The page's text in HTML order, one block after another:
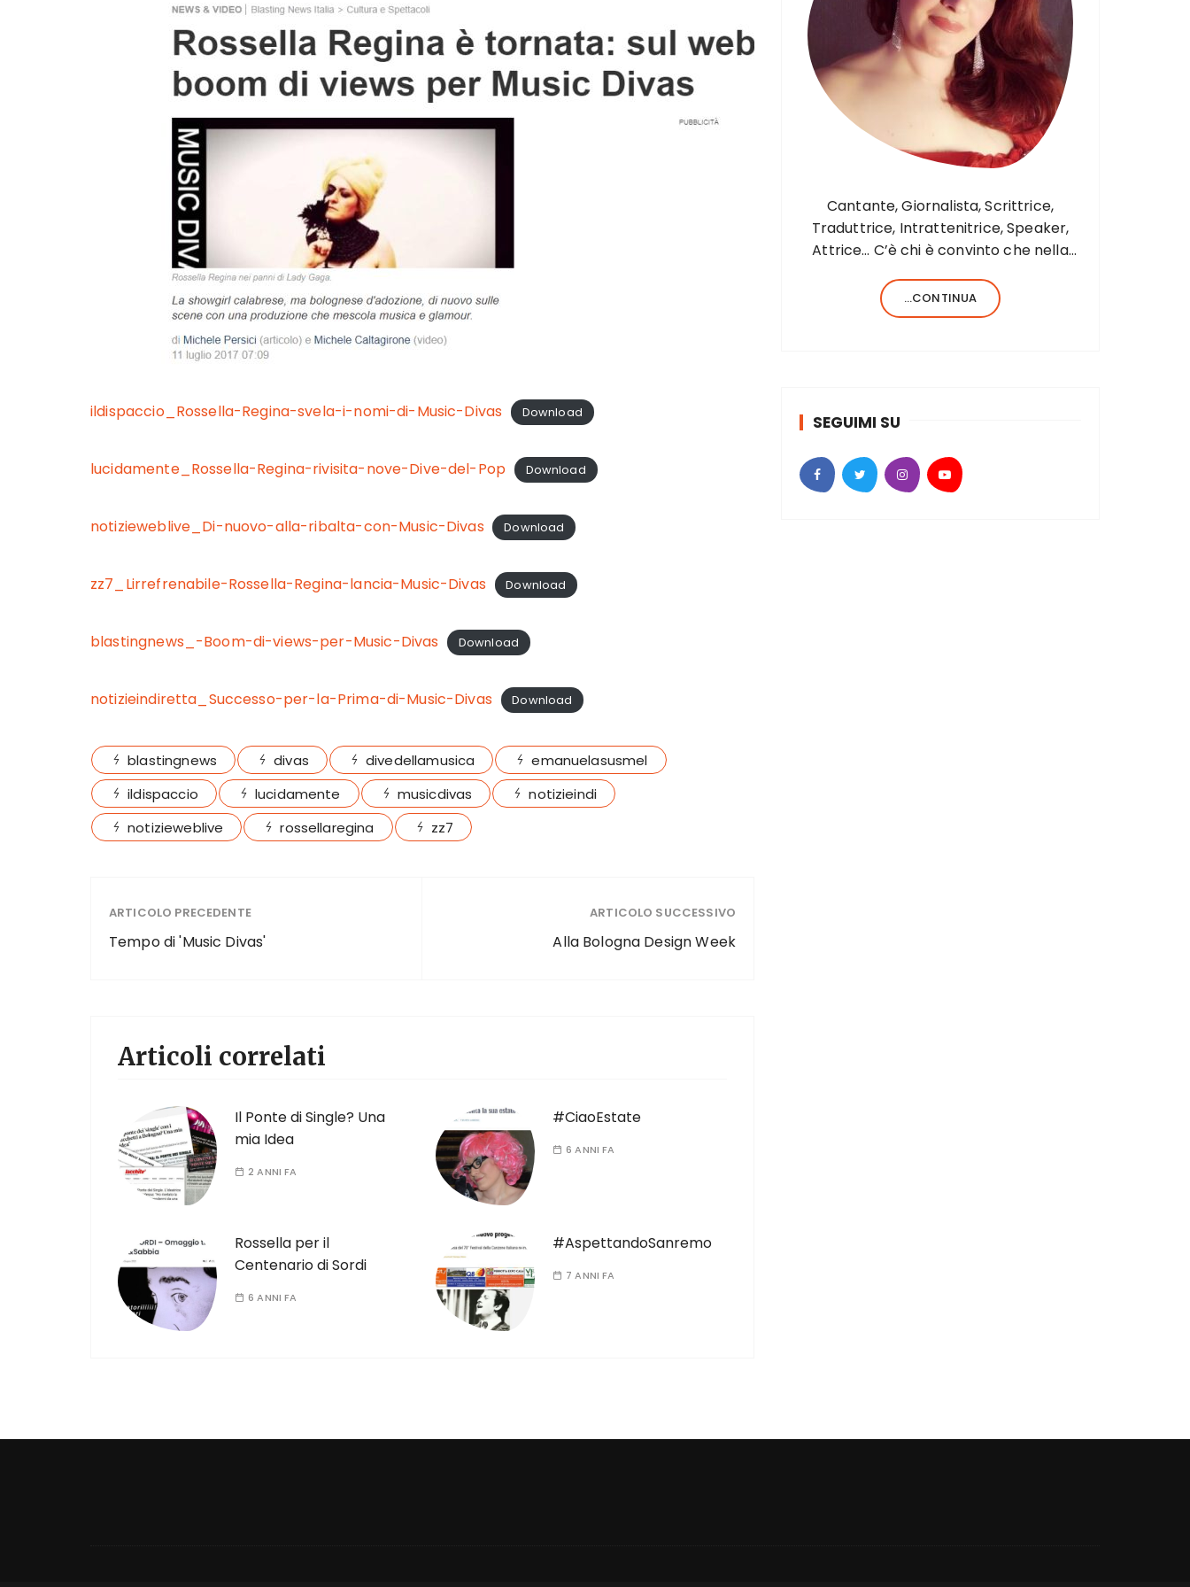
ildispaccio_Rossella-Regina-svela-i-nomi-di-Music-Divas Download
lucidamente_Rossella-Regina-rivisita-nove-Dive-del-Pop Download
notizieweblive_Di-nuovo-alla-ribalta-con-Music-Divas Download
zz7_Lirrefrenabile-Rossella-Regina-lancia-Music-Divas Download
blastingnews_-Boom-di-views-per-Music-Divas Download
notizieindiretta_Successo-per-la-Prima-di-Music-Divas Download
blastingnews divas divedellamusica
emanuelasusmel
ildispaccio
lucidamente musicdivas
notizieindi
notizieweblive
rossellaregina zz7
ARTICOLO PRECEDENTE
Tempo di 'Music Divas'
ARTICOLO SUCCESSIVO
Alla Bologna Design Week
Articoli correlati
Il Ponte di Single? Una
mia Idea
2 ANNI FA
#CiaoEstate
6 ANNI FA
Rossella per il
Centenario di Sordi
6 ANNI FA
#AspettandoSanremo
7 ANNI FA
Cantante, Giornalista, Scrittrice,
Traduttrice, Intrattenitrice, Speaker,
Attrice… C’è chi è convinto che nella
cosa e bene, c’è chi, invece, forse
anche perché aiutato da una fortunata
...CONTINUA
SEGUIMI SU